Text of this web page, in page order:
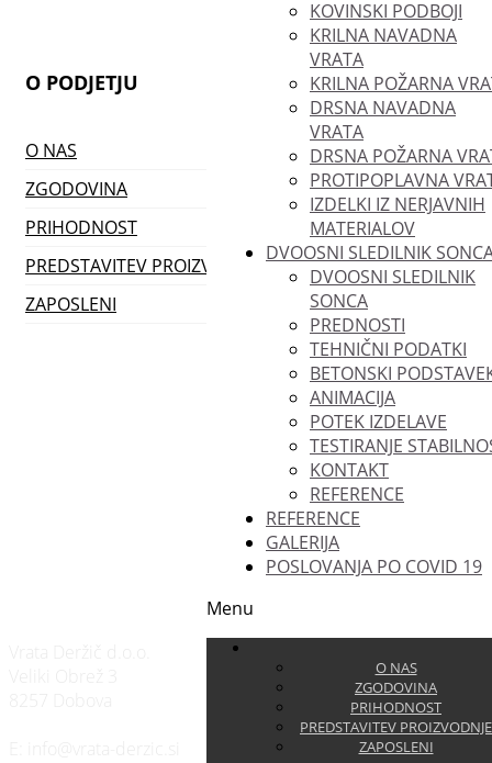
KOVINSKI PODBOJI
KRILNA NAVADNA
VRATA
KRILNA POŽARNA
DRSNA NAVADNA
VRATA
DRSNA POŽARNA
PROTIPOPLAVNA
IZDELKI IZ NERJAVNIH
MATERIALOV
DVOOSNI SLEDILNIK
DVOOSNI SLEDILNIK
SONCA
PREDNOSTI
TEHNIČNI PODATKI
BETONSKI
ANIMACIJA
POTEK IZDELAVE
TESTIRANJE
KONTAKT
REFERENCE
REFERENCE
GALERIJA
POSLOVANJA PO COVID 19
Menu
O NAS
ZGODOVINA
PRIHODNOST
PREDSTAVITEV PROIZVODNJE
ZAPOSLENI
O PODJETJU
O NAS
ZGODOVINA
PRIHODNOST
PREDSTAVITEV PROIZVODNJE
ZAPOSLENI